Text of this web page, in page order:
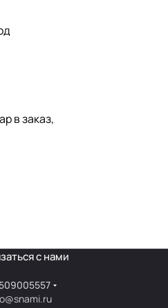
в заказ,
с нами